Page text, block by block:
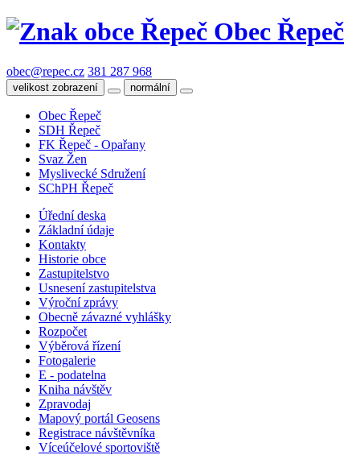
Obec Řepeč
obec@repec.cz 381 287 968
velikost zobrazení normální
Obec Řepeč
SDH Řepeč
FK Řepeč - Opařany
Svaz Žen
Myslivecké Sdružení
SChPH Řepeč
Úřední deska
Základní údaje
Kontakty
Historie obce
Zastupitelstvo
Usnesení zastupitelstva
Výroční zprávy
Obecně závazné vyhlášky
Rozpočet
Výběrová řízení
Fotogalerie
E - podatelna
Kniha návštěv
Zpravodaj
Mapový portál Geosens
Registrace návštěvníka
Víceúčelové sportoviště